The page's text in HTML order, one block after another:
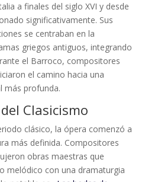
a finales del siglo XVI y desde
significativamente. Sus
se centraban en la
griegos antiguos, integrando
el Barroco, compositores
el camino hacia una
más profunda.
Clasicismo
clásico, la ópera comenzó a
más definida. Compositores
obras maestras que
melódico con una dramaturgia